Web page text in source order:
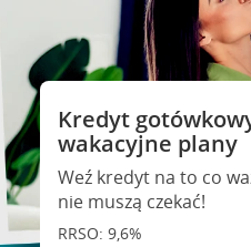
Kredyt
wakacyjne plany
Weź kredyt na to co
nie muszą czekać!
RRSO: 9,6%